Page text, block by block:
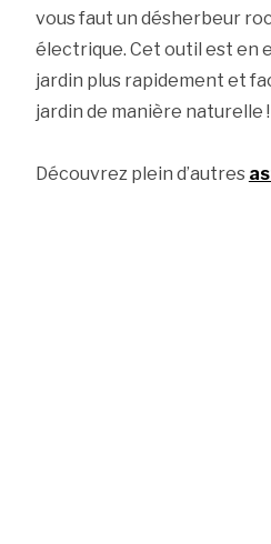
vous faut un désherbeur
électrique. Cet outil est en
jardin plus rapidement et
jardin de manière naturelle !
Découvrez plein d’autres